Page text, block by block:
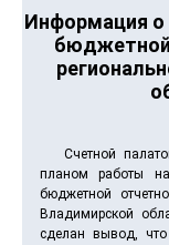
Информация о
Счетной
планом работы
бюджетной
Владимирской
сделан вывод, что